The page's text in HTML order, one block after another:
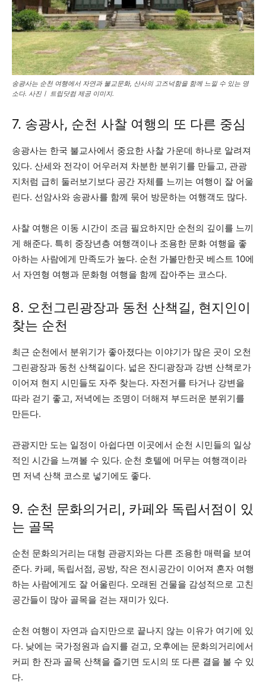
송광사는 순천 여행에서 자연과 불교문화, 산사의 고즈넉함을 함께 느낄 수 있는 명
소다. 사진ㅣ 트립닷컴 제공 이미지.
7. 송광사, 순천 사찰 여행의 또 다른 중심
송광사는 한국 불교사에서 중요한 사찰 가운데 하나로 알려져
있다. 산세와 전각이 어우러져 차분한 분위기를 만들고, 관광
지처럼 급히 둘러보기보다 공간 자체를 느끼는 여행이 잘 어울
린다. 선암사와 송광사를 함께 묶어 방문하는 여행객도 많다.
사찰 여행은 이동 시간이 조금 필요하지만 순천의 깊이를 느끼
게 해준다. 특히 중장년층 여행객이나 조용한 문화 여행을 좋
아하는 사람에게 만족도가 높다. 순천 가볼만한곳 베스트 10에
서 자연형 여행과 문화형 여행을 함께 잡아주는 코스다.
8. 오천그린광장과 동천 산책길, 현지인이
찾는 순천
최근 순천에서 분위기가 좋아졌다는 이야기가 많은 곳이 오천
그린광장과 동천 산책길이다. 넓은 잔디광장과 강변 산책로가
이어져 현지 시민들도 자주 찾는다. 자전거를 타거나 강변을
따라 걷기 좋고, 저녁에는 조명이 더해져 부드러운 분위기를
만든다.
관광지만 도는 일정이 아쉽다면 이곳에서 순천 시민들의 일상
적인 시간을 느껴볼 수 있다. 순천 호텔에 머무는 여행객이라
면 저녁 산책 코스로 넣기에도 좋다.
9. 순천 문화의거리, 카페와 독립서점이 있
는 골목
순천 문화의거리는 대형 관광지와는 다른 조용한 매력을 보여
준다. 카페, 독립서점, 공방, 작은 전시공간이 이어져 혼자 여행
하는 사람에게도 잘 어울린다. 오래된 건물을 감성적으로 고친
공간들이 많아 골목을 걷는 재미가 있다.
순천 여행이 자연과 습지만으로 끝나지 않는 이유가 여기에 있
다. 낮에는 국가정원과 습지를 걷고, 오후에는 문화의거리에서
커피 한 잔과 골목 산책을 즐기면 도시의 또 다른 결을 볼 수 있
다.